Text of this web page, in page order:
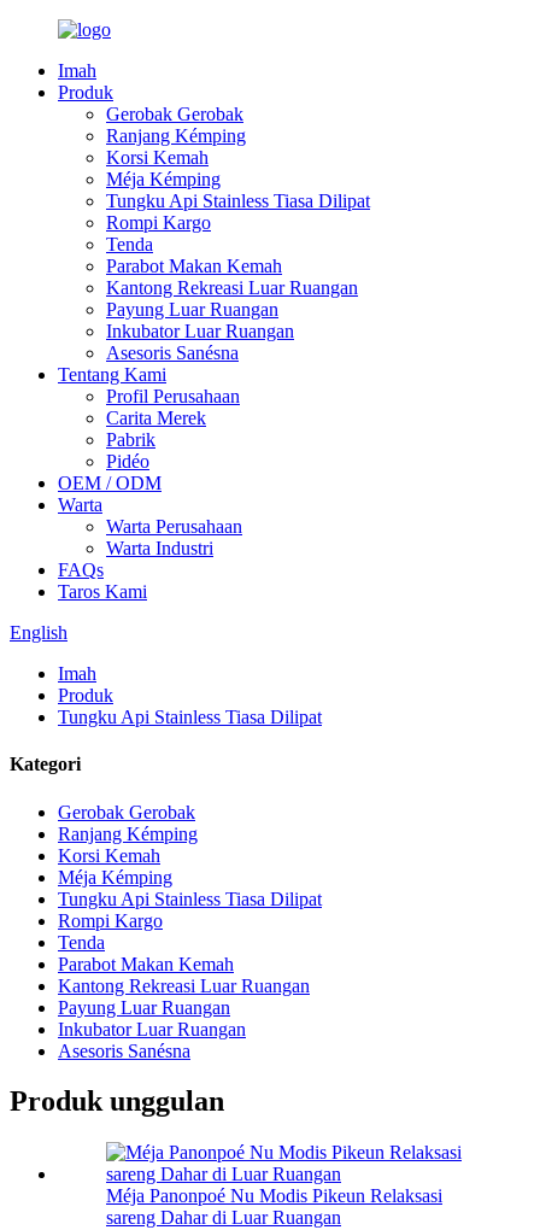
Imah
Produk
Gerobak Gerobak
Ranjang Kémping
Korsi Kemah
Méja Kémping
Tungku Api Stainless Tiasa Dilipat
Rompi Kargo
Tenda
Parabot Makan Kemah
Kantong Rekreasi Luar Ruangan
Payung Luar Ruangan
Inkubator Luar Ruangan
Asesoris Sanésna
Tentang Kami
Profil Perusahaan
Carita Merek
Pabrik
Pidéo
OEM / ODM
Warta
Warta Perusahaan
Warta Industri
FAQs
Taros Kami
English
Imah
Produk
Tungku Api Stainless Tiasa Dilipat
Kategori
Gerobak Gerobak
Ranjang Kémping
Korsi Kemah
Méja Kémping
Tungku Api Stainless Tiasa Dilipat
Rompi Kargo
Tenda
Parabot Makan Kemah
Kantong Rekreasi Luar Ruangan
Payung Luar Ruangan
Inkubator Luar Ruangan
Asesoris Sanésna
Produk unggulan
Méja Panonpoé Nu Modis Pikeun Relaksasi
sareng Dahar di Luar Ruangan